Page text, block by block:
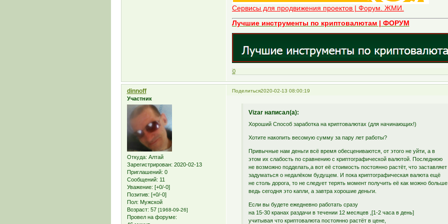
Сервисы для продвижения проектов | Форум. ЖМИ.
Лучшие инструменты по криптовалютам | ФОРУМ
0
Поделиться2020-02-13 08:00:19
dinnoff
Участник
Откуда: Алтай
Зарегистрирован: 2020-02-13
Приглашений: 0
Сообщений: 11
Уважение: [+0/-0]
Позитив: [+0/-0]
Пол: Мужской
Возраст: 57 [1968-09-26]
Провел на форуме:
Vizar написал(а):
Хороший Способ заработка на криптовалютах (для начинающих!)
Хотите накопить весомую сумму за пару лет работы?
Привычные нам деньги всё время обесцениваются, от этого не уйти, а в
этом их слабость по сравнению с криптографической валютой. Последнюю
не возможно подделать,а вот её стоимость постоянно растёт, что заставляет
задуматься о недалёком будущем. И пока криптографическая валюта ещё
не столь дорога, то не следует терять момент получить её как можно
ведь сегодня это капли, а завтра хорошие деньги.
Если вы будете ежедневно работать сразу
на 15-30 кранах раздачи в течении 12 месяцев ,[1-2 часа в день]
учитывая что криптовалюта постоянно растёт в цене,